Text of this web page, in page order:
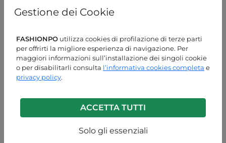
Gestione dei Cookie
FASHIONPO utilizza cookies di profilazione di terze parti
per offrirti la migliore esperienza di navigazione. Per
maggiori informazioni sull’installazione dei singoli cookie
o per disabilitarli consulta l’informativa cookies completa e
privacy policy.
ACCETTA TUTTI
Solo gli essenziali
collegamento ideale tra produttori di abbigliamento
sicuro, e rimanisempre aggiornato con la moda del
momento
ASSISTENZA CLIENTI
+39 0574 729286
info@fashionpo.it